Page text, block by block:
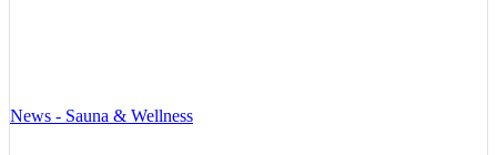
News - Sauna & Wellness